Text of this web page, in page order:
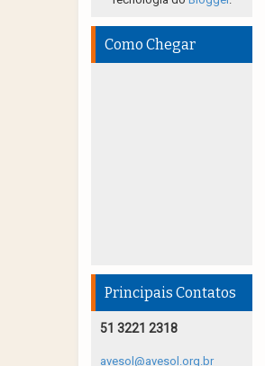
Como Chegar
Principais Contatos
51 3221 2318
avesol@avesol.org.br